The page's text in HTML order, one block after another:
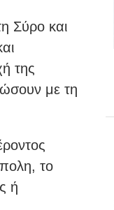
Σύρο και
της
με τη
το
ή